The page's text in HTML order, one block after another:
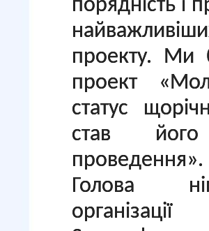
порядність і
проекту. Ми
проект
статус
став
проведення».
Голова